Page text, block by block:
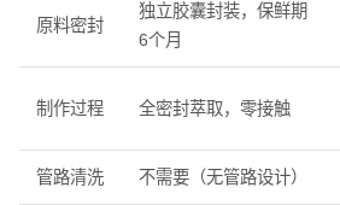
原料密封
独立胶囊封装，保鲜期
6个月
制作过程 全密封萃取，零接触
管路清洗 不需要（无管路设计）